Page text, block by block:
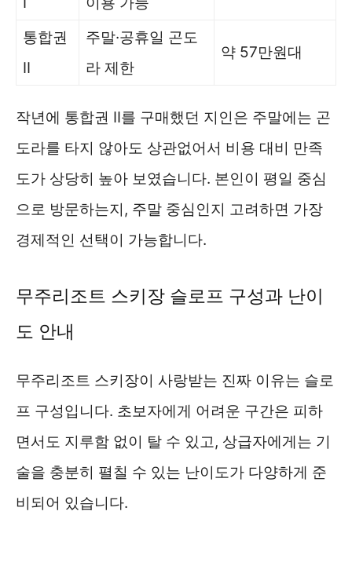
통합권
II
주말·공휴일 곤도
라 제한
약 57만원대
작년에 통합권 II를 구매했던 지인은 주말에는 곤
도라를 타지 않아도 상관없어서 비용 대비 만족
도가 상당히 높아 보였습니다. 본인이 평일 중심
으로 방문하는지, 주말 중심인지 고려하면 가장
경제적인 선택이 가능합니다.
무주리조트 스키장 슬로프 구성과 난이
도 안내
무주리조트 스키장이 사랑받는 진짜 이유는 슬로
프 구성입니다. 초보자에게 어려운 구간은 피하
면서도 지루함 없이 탈 수 있고, 상급자에게는 기
술을 충분히 펼칠 수 있는 난이도가 다양하게 준
비되어 있습니다.